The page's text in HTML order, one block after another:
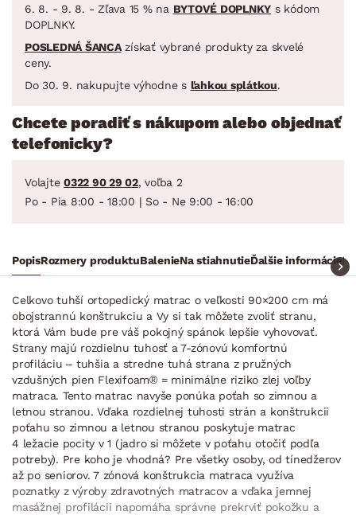
6. 8. - 9. 8. - Zľava 15 % na BYTOVÉ DOPLNKY s kódom
DOPLNKY.
POSLEDNÁ ŠANCAzískať vybrané produkty za skvelé
ceny.
Do 30. 9. nakupujte výhodne s ľahkou splátkou.
Chcete poradiť s nákupom alebo objednať
telefonicky?
Volajte 0322 90 29 02, voľba 2
Po - Pia 8:00 - 18:00 | So - Ne 9:00 - 16:00
PopisRozmery produktuBalenieNa stiahnutieĎalšie informácie
Celkovo tuhší ortopedický matrac o veľkosti 90×200 cm má
obojstrannú konštrukciu a Vy si tak môžete zvoliť stranu,
ktorá Vám bude pre váš pokojný spánok lepšie vyhovovať.
Strany majú rozdielnu tuhosť a 7-zónovú komfortnú
profiláciu – tuhšia a stredne tuhá strana z pružných
vzdušných pien Flexifoam® = minimálne riziko zlej voľby
matraca. Tento matrac navyše ponúka poťah so zimnou a
letnou stranou. Vďaka rozdielnej tuhosti strán a konštrukcii
poťahu so zimnou a letnou stranou poskytuje matrac
4 ležacie pocity v 1 (jadro si môžete v poťahu otočiť podľa
potreby). Pre koho je vhodná? Pre všetky osoby, od tínedžerov
až po seniorov. 7 zónová konštrukcia matraca využíva
poznatky z výroby zdravotných matracov a vďaka jemnej
masážnej profilácii napomáha správne prekrviť pokožku a